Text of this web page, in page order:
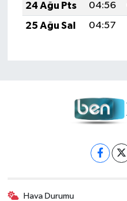
24 Ağu Pts
04:56
25 Ağu Sal
04:57
Hava Durumu